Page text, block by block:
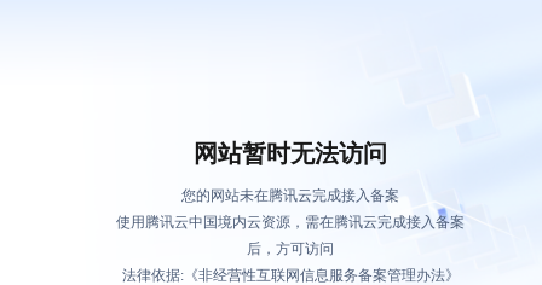
网站暂时无法访问
您的网站未在腾讯云完成接入备案
使用腾讯云中国境内云资源，需在腾讯云完成接入备案
后，方可访问
法律依据:《非经营性互联网信息服务备案管理办法》